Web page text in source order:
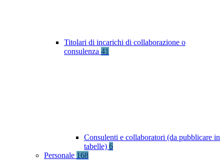
Titolari di incarichi di collaborazione o
consulenza 41
Consulenti e collaboratori (da pubblicare in
tabelle) 6
Personale 168